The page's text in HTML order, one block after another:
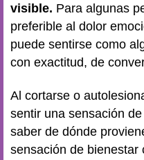
visible. Para algunas
preferible al dolor
puede sentirse como
con exactitud, de
Al cortarse o
sentir una sensación
saber de dónde
sensación de bienestar